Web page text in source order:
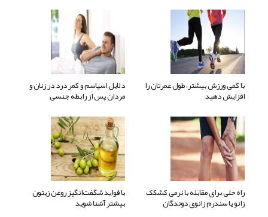
با کمی ورزش بیشتر، طول عمرتان را
افزایش دهید
دلایل اسپاسم و کمر درد در زنان و
مردان پس از رابطه جنسی
راه حلی برای مقابله با نرمی کشکک
زانو یا سندرم زانوی دوندگان
با فواید شگفت‌انگیز روغن زیتون
بیشتر آشنا شوید